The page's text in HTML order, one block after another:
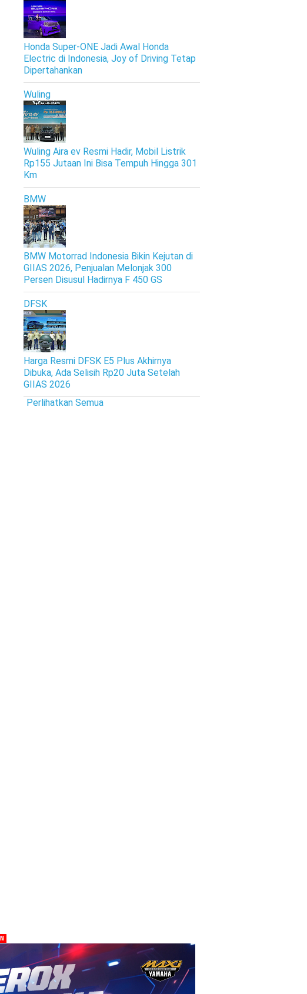
Honda Super-ONE Jadi Awal Honda
Electric di Indonesia, Joy of Driving Tetap
Dipertahankan
Wuling
Wuling Aira ev Resmi Hadir, Mobil Listrik
Rp155 Jutaan Ini Bisa Tempuh Hingga 301
Km
BMW
BMW Motorrad Indonesia Bikin Kejutan di
GIIAS 2026, Penjualan Melonjak 300
Persen Disusul Hadirnya F 450 GS
DFSK
Harga Resmi DFSK E5 Plus Akhirnya
Dibuka, Ada Selisih Rp20 Juta Setelah
GIIAS 2026
Perlihatkan Semua